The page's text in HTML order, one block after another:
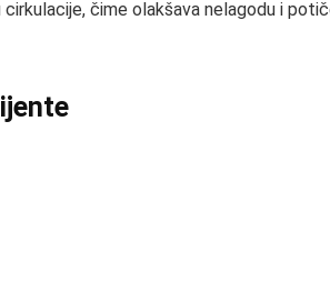
cirkulacije, čime olakšava nelagodu i